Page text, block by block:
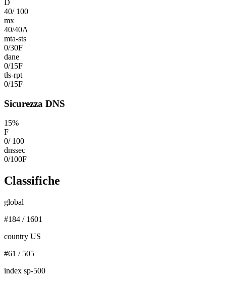
D
40/ 100
mx
40/40A
mta-sts
0/30F
dane
0/15F
tls-rpt
0/15F
Sicurezza DNS
15%
F
0/ 100
dnssec
0/100F
Classifiche
global
#184 / 1601
country US
#61 / 505
index sp-500